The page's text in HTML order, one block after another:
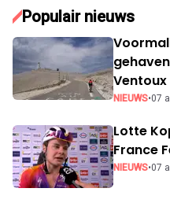
Populair nieuws
Ventoux
NIEUWS•07
Lotte
France
NIEUWS•07